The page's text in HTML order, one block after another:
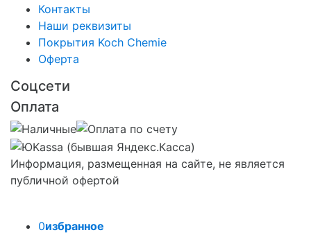
Контакты
Наши реквизиты
Покрытия Koch Chemie
Оферта
Соцсети
Оплата
Информация, размещенная на сайте, не является
публичной офертой
0избранное